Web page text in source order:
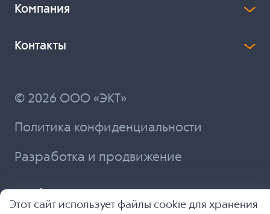
Компания
Контакты
© 2026 ООО «ЭКТ»
Политика конфиденциальности
Разработка и продвижение
Этот сайт использует файлы cookie для хранения